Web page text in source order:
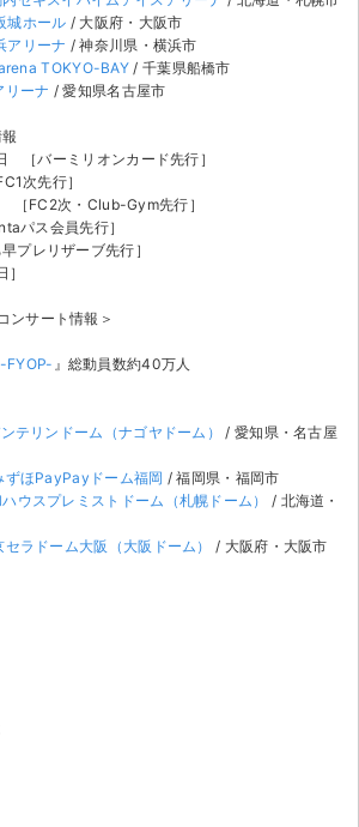
城ホール / 大阪府・大阪市
アリーナ / 神奈川県・横浜市
TOKYO-BAY / 千葉県船橋市
リーナ / 愛知県名古屋市
［バーミリオンカード先行］
次先行］
FC2次・Club-Gym先行］
パス会員先行］
レリザーブ先行］
ンサート情報＞
FYOP-』総動員数約40万人
テリンドーム（ナゴヤドーム）
/ 愛知県・名古屋
ずほPayPayドーム福岡 / 福岡県・福岡市
ハウスプレミストドーム（札幌ドーム）
/ 北海道・
セラドーム大阪（大阪ドーム） / 大阪府・大阪市